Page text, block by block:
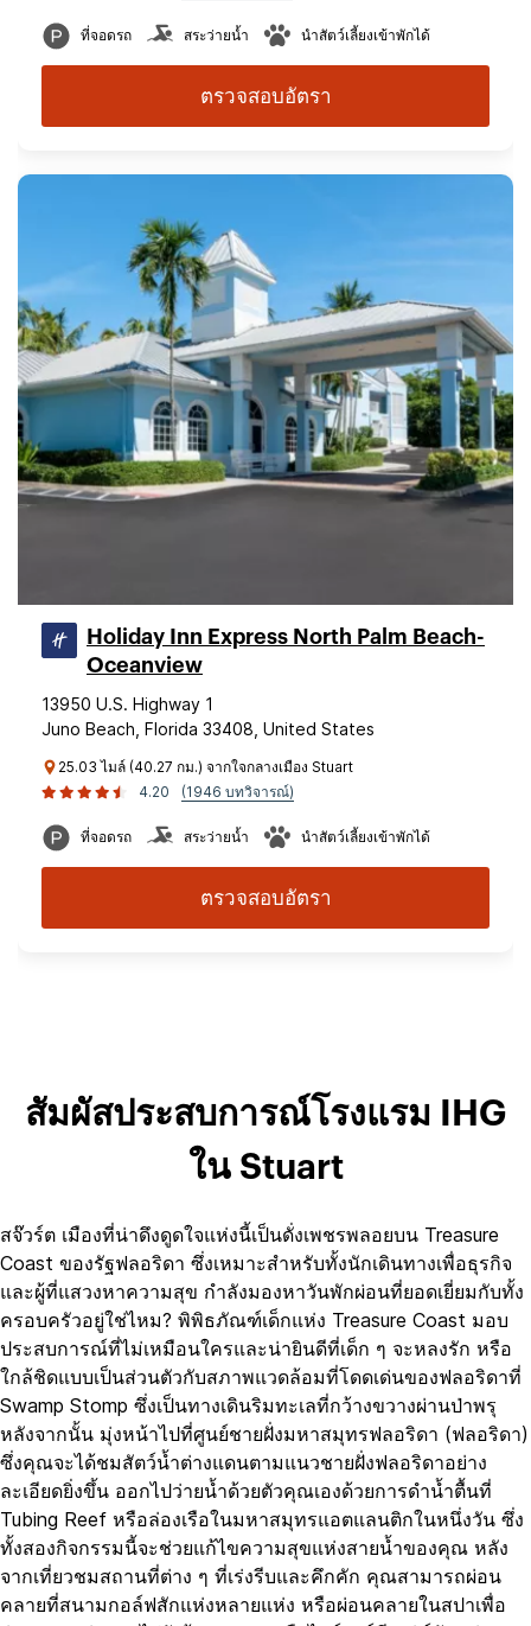
ที่จอดรถ สระว่ายน้ำ นำสัตว์เลี้ยงเข้าพักได้
ตรวจสอบอัตรา
Holiday Inn Express North Palm Beach-
Oceanview
13950 U.S. Highway 1
Juno Beach, Florida 33408, United States
25.03 ไมล์ (40.27 กม.) จากใจกลางเมือง Stuart
4.20
(1946 บทวิจารณ์)
ที่จอดรถ สระว่ายน้ำ นำสัตว์เลี้ยงเข้าพักได้
ตรวจสอบอัตรา
สัมผัสประสบการณ์โรงแรม IHG
ใน Stuart
สจ๊วร์ต เมืองที่น่าดึงดูดใจแห่งนี้เป็นดั่งเพชรพลอยบน Treasure
Coast ของรัฐฟลอริดา ซึ่งเหมาะสำหรับทั้งนักเดินทางเพื่อธุรกิจ
และผู้ที่แสวงหาความสุข กำลังมองหาวันพักผ่อนที่ยอดเยี่ยมกับทั้ง
ครอบครัวอยู่ใช่ไหม? พิพิธภัณฑ์เด็กแห่ง Treasure Coast มอบ
ประสบการณ์ที่ไม่เหมือนใครและน่ายินดีที่เด็ก ๆ จะหลงรัก หรือ
ใกล้ชิดแบบเป็นส่วนตัวกับสภาพแวดล้อมที่โดดเด่นของฟลอริดาที่
Swamp Stomp ซึ่งเป็นทางเดินริมทะเลที่กว้างขวางผ่านป่าพรุ
หลังจากนั้น มุ่งหน้าไปที่ศูนย์ชายฝั่งมหาสมุทรฟลอริดา (ฟลอริดา)
ซึ่งคุณจะได้ชมสัตว์น้ำต่างแดนตามแนวชายฝั่งฟลอริดาอย่าง
ละเอียดยิ่งขึ้น ออกไปว่ายน้ำด้วยตัวคุณเองด้วยการดำน้ำตื้นที่
Tubing Reef หรือล่องเรือในมหาสมุทรแอตแลนติกในหนึ่งวัน ซึ่ง
ทั้งสองกิจกรรมนี้จะช่วยแก้ไขความสุขแห่งสายน้ำของคุณ หลัง
จากเที่ยวชมสถานที่ต่าง ๆ ที่เร่งรีบและคึกคัก คุณสามารถผ่อน
คลายที่สนามกอล์ฟสักแห่งหลายแห่ง หรือผ่อนคลายในสปาเพื่อ